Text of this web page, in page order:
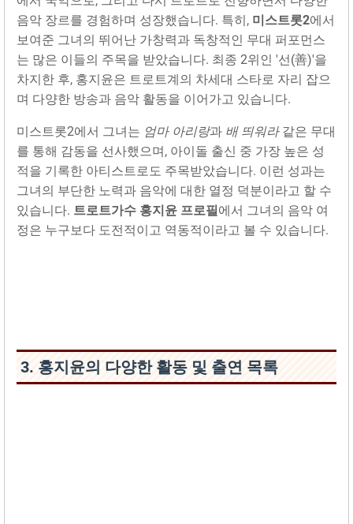
음악 장르를 경험하며 성장했습니다. 특히, 미스트롯2에서
보여준 그녀의 뛰어난 가창력과 독창적인 무대 퍼포먼스
는 많은 이들의 주목을 받았습니다. 최종 2위인 '선(善)'을
차지한 후, 홍지윤은 트로트계의 차세대 스타로 자리 잡으
며 다양한 방송과 음악 활동을 이어가고 있습니다.
미스트롯2에서 그녀는 엄마 아리랑과 배 띄워라같은 무대
를 통해 감동을 선사했으며, 아이돌 출신 중 가장 높은 성
적을 기록한 아티스트로도 주목받았습니다. 이런 성과는
그녀의 부단한 노력과 음악에 대한 열정 덕분이라고 할 수
있습니다. 트로트가수 홍지윤 프로필에서 그녀의 음악 여
정은 누구보다 도전적이고 역동적이라고 볼 수 있습니다.
3. 홍지윤의 다양한 활동 및 출연 목록